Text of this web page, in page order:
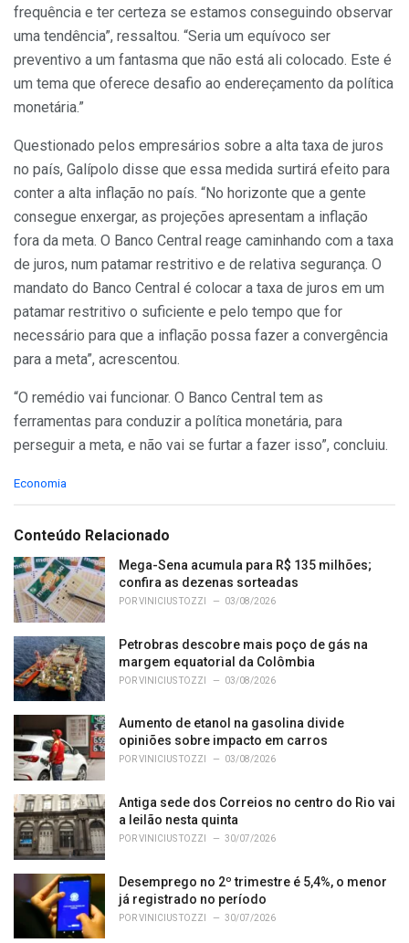
frequência e ter certeza se estamos conseguindo observar
uma tendência”, ressaltou. “Seria um equívoco ser
preventivo a um fantasma que não está ali colocado. Este é
um tema que oferece desafio ao endereçamento da política
monetária.”
Questionado pelos empresários sobre a alta taxa de juros
no país, Galípolo disse que essa medida surtirá efeito para
conter a alta inflação no país. “No horizonte que a gente
consegue enxergar, as projeções apresentam a inflação
fora da meta. O Banco Central reage caminhando com a taxa
de juros, num patamar restritivo e de relativa segurança. O
mandato do Banco Central é colocar a taxa de juros em um
patamar restritivo o suficiente e pelo tempo que for
necessário para que a inflação possa fazer a convergência
para a meta”, acrescentou.
“O remédio vai funcionar. O Banco Central tem as
ferramentas para conduzir a política monetária, para
perseguir a meta, e não vai se furtar a fazer isso”, concluiu.
C
e
o
r
i
e
:
Economia
Conteúdo Relacionado
Mega-Sena acumula para R$ 135 milhões;
confira as dezenas sorteadas
PORVINICIUS TOZZI 03/08/2026
Petrobras descobre mais poço de gás na
margem equatorial da Colômbia
PORVINICIUS TOZZI 03/08/2026
Aumento de etanol na gasolina divide
opiniões sobre impacto em carros
PORVINICIUS TOZZI 03/08/2026
Antiga sede dos Correios no centro do Rio vai
a leilão nesta quinta
PORVINICIUS TOZZI 30/07/2026
Desemprego no 2º trimestre é 5,4%, o menor
já registrado no período
PORVINICIUS TOZZI 30/07/2026